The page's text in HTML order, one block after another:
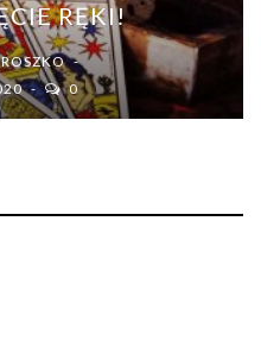
RĘKI!
0